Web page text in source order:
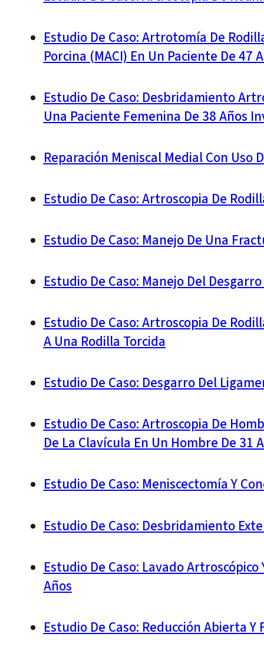
Estudio De Caso: Artrotomía De
Porcina (MACI) En Un Paciente De 47
Estudio De Caso: Desbridamiento
Una Paciente Femenina De 38 Años
Reparación Meniscal Medial Con
Estudio De Caso: Artroscopia De
Estudio De Caso: Manejo De Una
Estudio De Caso: Manejo Del
Estudio De Caso: Artroscopia De
A Una Rodilla Torcida
Estudio De Caso: Desgarro Del
Estudio De Caso: Artroscopia De
De La Clavícula En Un Hombre De 31
Estudio De Caso: Meniscectomía Y
Estudio De Caso: Desbridamiento
Estudio De Caso: Lavado
Años
Estudio De Caso: Reducción Abierta